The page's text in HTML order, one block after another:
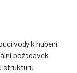
vody k hubení
požadavek
strukturu